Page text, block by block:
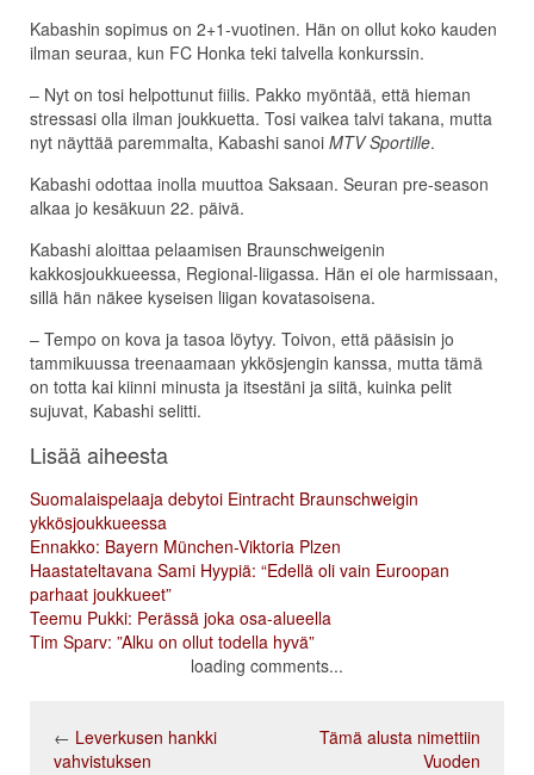
Kabashin sopimus on 2+1-vuotinen. Hän on ollut koko kauden
ilman seuraa, kun FC Honka teki talvella konkurssin.
– Nyt on tosi helpottunut fiilis. Pakko myöntää, että hieman
stressasi olla ilman joukkuetta. Tosi vaikea talvi takana, mutta
nyt näyttää paremmalta, Kabashi sanoi MTV Sportille.
Kabashi odottaa inolla muuttoa Saksaan. Seuran pre-season
alkaa jo kesäkuun 22. päivä.
Kabashi aloittaa pelaamisen Braunschweigenin
kakkosjoukkueessa, Regional-liigassa. Hän ei ole harmissaan,
sillä hän näkee kyseisen liigan kovatasoisena.
– Tempo on kova ja tasoa löytyy. Toivon, että pääsisin jo
tammikuussa treenaamaan ykkösjengin kanssa, mutta tämä
on totta kai kiinni minusta ja itsestäni ja siitä, kuinka pelit
sujuvat, Kabashi selitti.
Lisää aiheesta
Suomalaispelaaja debytoi Eintracht Braunschweigin
ykkösjoukkueessa
Ennakko: Bayern München-Viktoria Plzen
Haastateltavana Sami Hyypiä: “Edellä oli vain Euroopan
parhaat joukkueet”
Teemu Pukki: Perässä joka osa-alueella
Tim Sparv: ”Alku on ollut todella hyvä”
loading comments...
← Leverkusen hankki
vahvistuksen
Tämä alusta nimettiin
Vuoden